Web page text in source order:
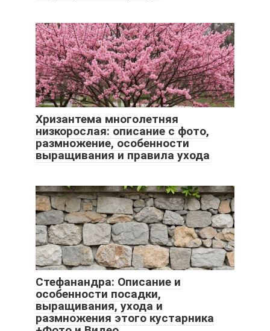
Хризантема многолетняя
низкорослая: описание с фото,
размножение, особенности
выращивания и правила ухода
Стефанандра: Описание и
особенности посадки,
выращивания, ухода и
размножения этого кустарника